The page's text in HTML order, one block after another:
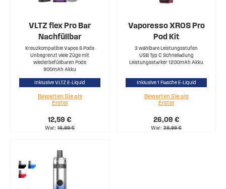
VLTZ flex Pro Bar
Nachfüllbar
Kreuzkompatible Vapes & Pods
Unbegrenzt viele Züge mit
wiederbefüllbaren Pods
900mAh Akku
Inklusive VLTZ E-Liquid
12,59 €
War 16,99 €
Bewerten Sie als
Erster
Vaporesso XROS Pro
Pod Kit
3 wählbare Leistungsstufen
USB Typ C Schnelladung
Leistungsstarker 1200mAh Akku
Inklusive 1 Flasche E-Liquid
26,09 €
War 28,99 €
Bewerten Sie als
Erster